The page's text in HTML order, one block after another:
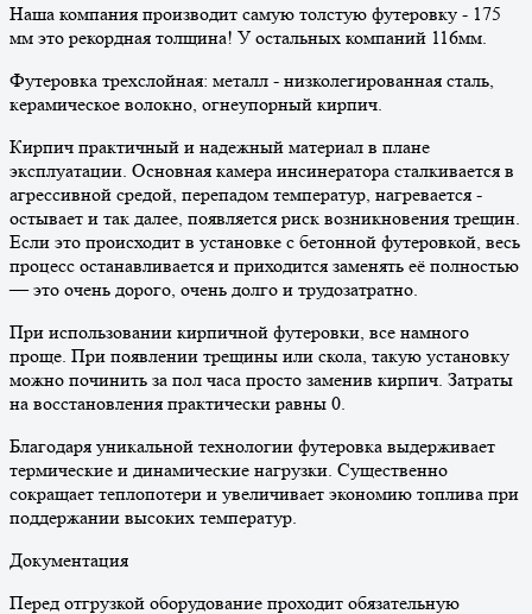
Наша компания производит самую толстую футеровку - 175
мм это рекордная толщина! У остальных компаний 116мм.
Футеровка трехслойная: металл - низколегированная сталь,
керамическое волокно, огнеупорный кирпич.
Кирпич практичный и надежный материал в плане
эксплуатации. Основная камера инсинератора сталкивается в
агрессивной средой, перепадом температур, нагревается -
остывает и так далее, появляется риск возникновения трещин.
Если это происходит в установке с бетонной футеровкой, весь
процесс останавливается и приходится заменять её полностью
— это очень дорого, очень долго и трудозатратно.
При использовании кирпичной футеровки, все намного
проще. При появлении трещины или скола, такую установку
можно починить за пол часа просто заменив кирпич. Затраты
на восстановления практически равны 0.
Благодаря уникальной технологии футеровка выдерживает
термические и динамические нагрузки. Существенно
сокращает теплопотери и увеличивает экономию топлива при
поддержании высоких температур.
Документация
Перед отгрузкой оборудование проходит обязательную